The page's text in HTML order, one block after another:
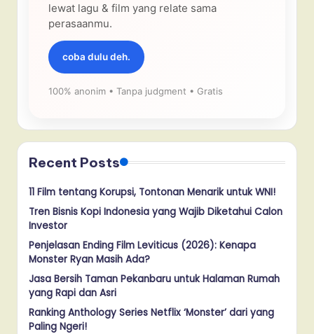
lewat lagu & film yang relate sama
perasaanmu.
coba dulu deh.
100% anonim • Tanpa judgment • Gratis
Recent Posts
11 Film tentang Korupsi, Tontonan Menarik untuk WNI!
Tren Bisnis Kopi Indonesia yang Wajib Diketahui Calon
Investor
Penjelasan Ending Film Leviticus (2026): Kenapa
Monster Ryan Masih Ada?
Jasa Bersih Taman Pekanbaru untuk Halaman Rumah
yang Rapi dan Asri
Ranking Anthology Series Netflix ‘Monster’ dari yang
Paling Ngeri!